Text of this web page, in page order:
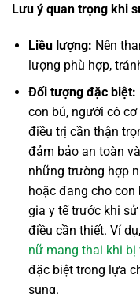
Lưu ý quan trọng khi
Liều lượng: Nên
lượng phù hợp,
Đối tượng đặc biệt:
con bú, người có
điều trị cần thận
đảm bảo an toàn
những trường hợp
hoặc đang cho con
gia y tế trước khi
điều cần thiết. Ví
nữ mang thai khi bị
đặc biệt trong lựa
sung.